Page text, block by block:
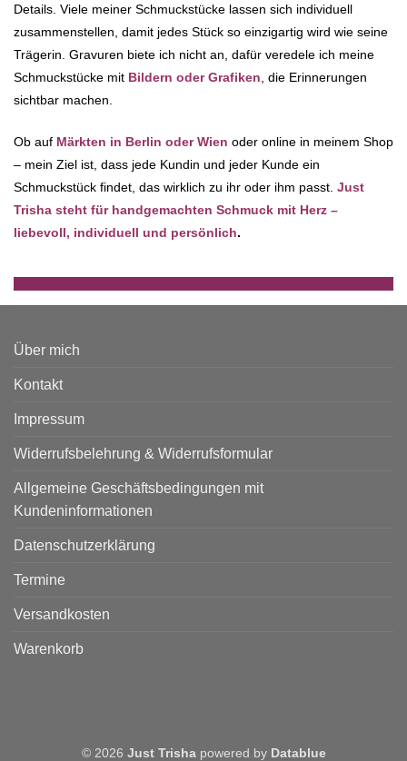
Details. Viele meiner Schmuckstücke lassen sich individuell
zusammenstellen, damit jedes Stück so einzigartig wird wie seine
Trägerin. Gravuren biete ich nicht an, dafür veredele ich meine
Schmuckstücke mit Bildern oder Grafiken , die Erinnerungen
sichtbar machen.
Ob auf Märkten in Berlin oder Wien oder online in meinem Shop
– mein Ziel ist, dass jede Kundin und jeder Kunde ein
Schmuckstück findet, das wirklich zu ihr oder ihm passt. Just
Trisha steht für handgemachten Schmuck mit Herz –
liebevoll, individuell und persönlich.
Über mich
Kontakt
Impressum
Widerrufsbelehrung & Widerrufsformular
Allgemeine Geschäftsbedingungen mit
Kundeninformationen
Datenschutzerklärung
Termine
Versandkosten
Warenkorb
© 2026 Just Trishapowered by Datablue